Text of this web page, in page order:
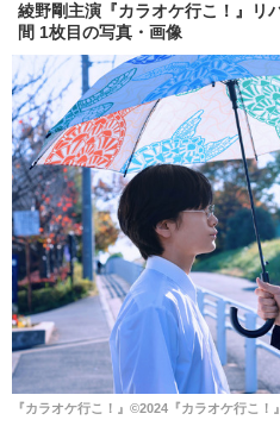
綾野剛主演『カラオケ行こ！』リ
間 1枚目の写真・画像
『カラオケ行こ！』©2024『カラオケ行こ！